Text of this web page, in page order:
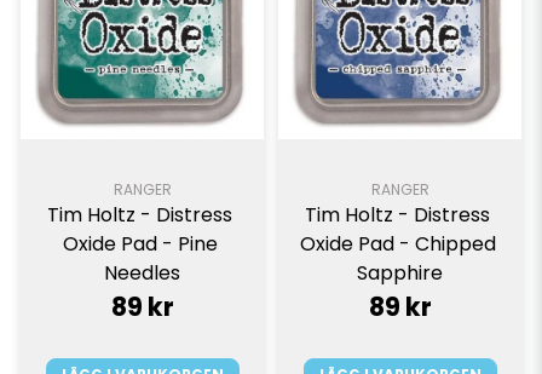
RANGER
Tim Holtz - Distress
Oxide Pad - Pine
Needles
89 kr
RANGER
Tim Holtz - Distress
Oxide Pad - Chipped
Sapphire
89 kr